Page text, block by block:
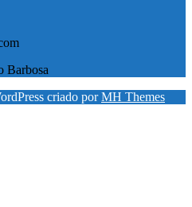
Barbosa
criado porMH Themes